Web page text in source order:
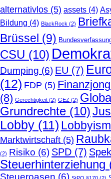
alternativlos (5) assets (4)
Bildung (4) BlackRock (2)
Brüssel (9)
CSU (10)
Dumping (6) EU (7)
(12) FDP (5)
(8) Gerechtigkeit (2) GEZ (2)
Grundrechte (10)
Lobby (11)
Marktwirtschaft (5)
(2) Risiko (6) SPD (7)
Steuerhinterziehung
Steueroasen (6) StPO §170 (2)